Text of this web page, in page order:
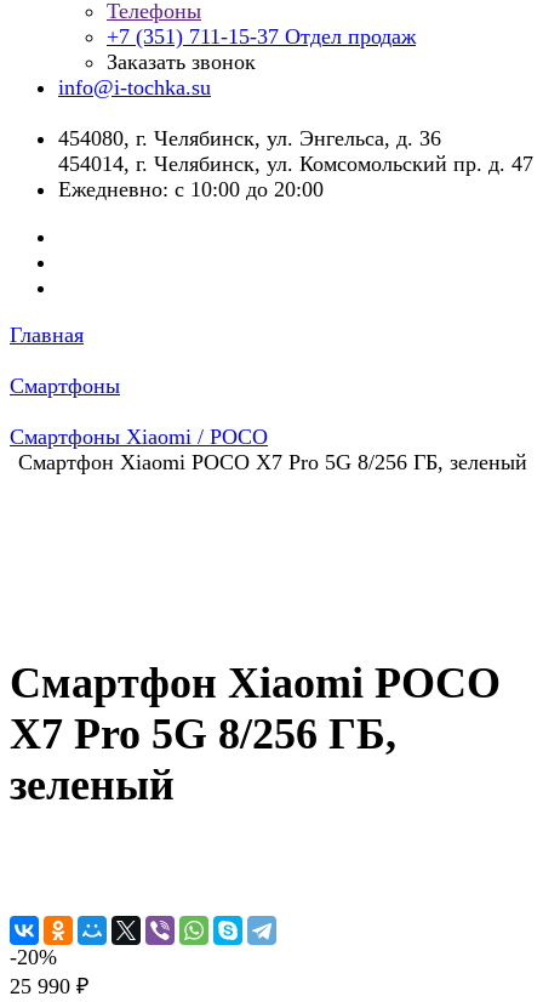
Телефоны
+7 (351) 711-15-37 Отдел продаж
Заказать звонок
info@i-tochka.su
​454080, г. Челябинск, ул. Энгельса, д. 36
454014, г. Челябинск, ул. Комсомольский пр. д. 47
Ежедневно: с 10:00 до 20:00
Главная
Смартфоны
Смартфоны Xiaomi / POCO
Смартфон Xiaomi POCO X7 Pro 5G 8/256 ГБ, зеленый
Смартфон Xiaomi POCO
X7 Pro 5G 8/256 ГБ,
зеленый
-20%
25 990 ₽